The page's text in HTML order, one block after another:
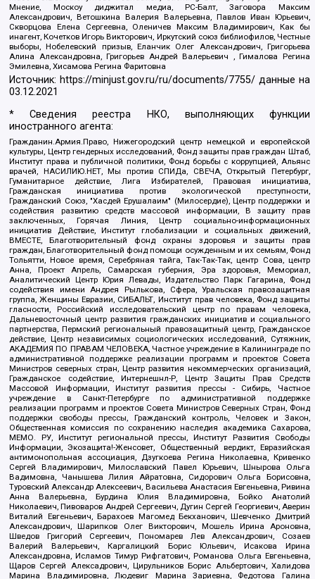
Мнение, Москоу диджитал медиа, РС-Балт, Заговора Максим
Александрович, Ветошкина Валерия Валерьевна, Павлов Иван Юрьевич,
Скворцова Елена Сергеевна, Оленичев Максим Владимирович, Как бы
инагент, Кочетков Игорь Викторович, Иркутский союз библиофилов, Честные
выборы, Нобелевский призыв, Еланчик Олег Александрович, Григорьева
Алина Александровна, Григорьев Андрей Валерьевич , Гималова Регина
Эмилевна, Хисамова Регина Фаритовна
Источник: https://minjust.gov.ru/ru/documents/7755/ данные на
03.12.2021
* Сведения реестра НКО, выполняющих функции
иностранного агента:
Гражданин.Армия.Право, Нижегородский центр немецкой и европейской
культуры, Центр гендерных исследований, Фонд защиты прав граждан Штаб,
Институт права и публичной политики, Фонд борьбы с коррупцией, Альянс
врачей, НАСИЛИЮ.НЕТ, Мы против СПИДа, СВЕЧА, Открытый Петербург,
Гуманитарное действие, Лига Избирателей, Правовая инициатива,
Гражданская инициатива против экологической преступности,
Гражданский Союз, "Хасдей Ерушалаим" (Милосердие), Центр поддержки и
содействия развитию средств массовой информации, В защиту прав
заключенных, Горячая Линия, Центр социально-информационных
инициатив Действие, Институт глобализации и социальных движений,
ВМЕСТЕ, Благотворительный фонд охраны здоровья и защиты прав
граждан, Благотворительный фонд помощи осужденным и их семьям, Фонд
Тольятти, Новое время, Серебряная тайга, Так-Так-Так, центр Сова, центр
Анна, Проект Апрель, Самарская губерния, Эра здоровья, Мемориал,
Аналитический Центр Юрия Левады, Издательство Парк Гагарина, Фонд
содействия имени Андрея Рылькова, Сфера, Уральская правозащитная
группа, Женщины Евразии, СИБАЛЬТ, Институт прав человека, Фонд защиты
гласности, Российский исследовательский центр по правам человека,
Дальневосточный центр развития гражданских инициатив и социального
партнерства, Пермский региональный правозащитный центр, Гражданское
действие, Центр независимых социологических исследований, Сутяжник,
АКАДЕМИЯ ПО ПРАВАМ ЧЕЛОВЕКА, Частное учреждение в Калининграде по
административной поддержке реализации программ и проектов Совета
Министров северных стран, Центр развития некоммерческих организаций,
Гражданское содействие, Интернешнл-Р, Центр Защиты Прав Средств
Массовой Информации, Институт развития прессы - Сибирь, Частное
учреждение в Санкт-Петербурге по административной поддержке
реализации программ и проектов Совета Министров Северных Стран, Фонд
поддержки свободы прессы, Гражданский контроль, Человек и Закон,
Общественная комиссия по сохранению наследия академика Сахарова,
МЕМО. РУ, Институт региональной прессы, Институт Развития Свободы
Информации, Экозащита!-Женсовет, Общественный вердикт, Евразийская
антимонопольная ассоциация, Дзугкоева Регина Николаевна, Кривенко
Сергей Владимирович, Милославский Павел Юрьевич, Шнырова Ольга
Вадимовна, Чанышева Лилия Айратовна, Сидорович Ольга Борисовна,
Туровский Александр Алексеевич, Васильева Анастасия Евгеньевна, Ривина
Анна Валерьевна, Бурдина Юлия Владимировна, Бойко Анатолий
Николаевич, Пивоваров Андрей Сергеевич, Дугин Сергей Георгиевич, Аверин
Виталий Евгеньевич, Барахоев Магомед Бекханович, Шевченко Дмитрий
Александрович, Шарипков Олег Викторович, Мошель Ирина Ароновна,
Шведов Григорий Сергеевич, Пономарев Лев Александрович, Созаев
Валерий Валерьевич, Каргалицкий Борис Юльевич, Исакова Ирина
Александровна, Исламов Тимур Рифгатович, Романова Ольга Евгеньевна,
Щаров Сергей Алексадрович, Цирульников Борис Альбертович, Халидова
Марина Владимировна, Людевиг Марина Зариевна, Федотова Галина